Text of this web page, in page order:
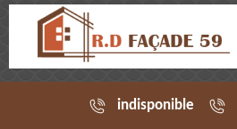
indisponible